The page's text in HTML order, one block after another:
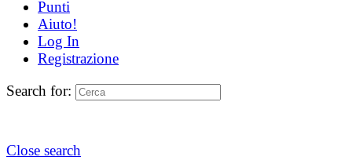
Punti
Aiuto!
Log In
Registrazione
Search for:
Close search